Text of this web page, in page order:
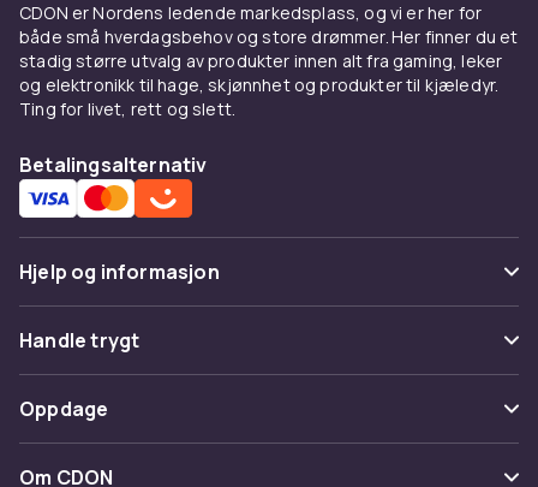
CDON er Nordens ledende markedsplass, og vi er her for
både små hverdagsbehov og store drømmer. Her finner du et
stadig større utvalg av produkter innen alt fra gaming, leker
og elektronikk til hage, skjønnhet og produkter til kjæledyr.
Ting for livet, rett og slett.
Betalingsalternativ
Hjelp og informasjon
Vanlige spørsmål
Spor pakke
Angre & returner her
Kontakt oss
Handle trygt
Betaling
Levering
Oppdage
Kategorier
Om CDON